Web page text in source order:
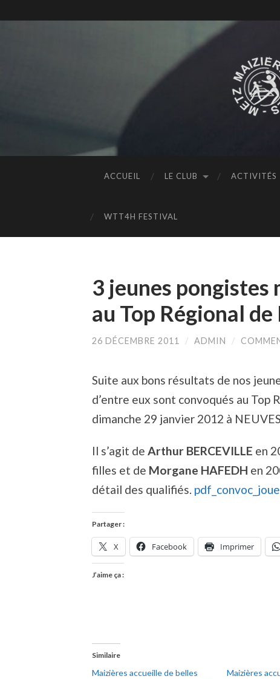
ACCUEIL LE CLUB ACTIVITÉS
WTT4H FESTIVAL
3 jeunes pongistes
au Top Régional
26 DÉCEMBRE 2011 / ADMIN /
Suite aux bons résultats de nos
d’entre eux sont convoqués au
dimanche 29 janvier 2012 à
Il s’agit de Arthur BERCEVILLE en
filles et de Morgane HAFEDH en
détail des qualifiés.
Partager :
X Facebook Imprimer
J’aime ça :
Similaire
Maizières accueille de belles
Maizières